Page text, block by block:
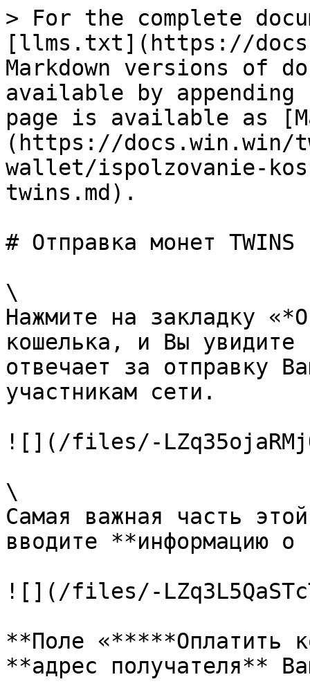
> For the complete
[llms.txt](https://
Markdown versions of
available by
page is available as
(https://docs.win.win/
wallet/ispolzovanie-
twins.md).
# Отправка монет TWINS
\
Нажмите на закладку
кошелька, и Вы увидите
отвечает за отправку
участникам сети.
![](/files/-
\
Самая важная часть
вводите **информацию о
![](/files/-
**Поле «*****Оплатить
**адрес получателя**